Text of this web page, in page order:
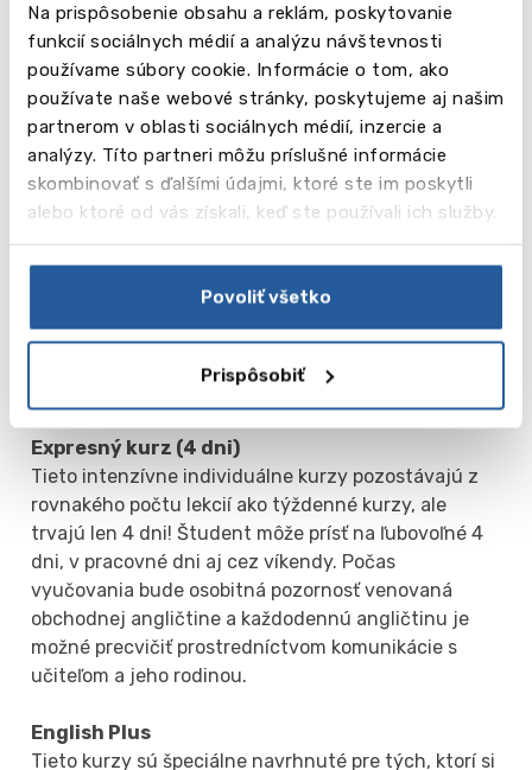
Na prispôsobenie obsahu a reklám, poskytovanie
funkcií sociálnych médií a analýzu návštevnosti
používame súbory cookie. Informácie o tom, ako
používate naše webové stránky, poskytujeme aj našim
partnerom v oblasti sociálnych médií, inzercie a
analýzy. Títo partneri môžu príslušné informácie
skombinovať s ďalšími údajmi, ktoré ste im poskytli
alebo ktoré od vás získali, keď ste používali ich služby.
Povoliť všetko
Prispôsobiť
kurzom sa vaša obchodná angličtina výrazne zlepší.
Okrem toho máte možnosť precvičiť si konverzačnú
angličtinu, ktorú budete potrebovať pri komunikácii
a obsluhe zákazníkov, pri pomoci svojim hosťom zo
zahraničia alebo pri služobných cestách. Naučíte sa
zručnosti a techniky používané pri telefonických
rozhovoroch, písaní správ, písaní obchodnej
korešpondencie (bežných a e-mailových listov) a
oblastiach vedomostí: strojárstvo, informačné
technológie, medicína, právo, financie, bankovníctvo
a účtovníctvo, marketing a predaj, riadenie
ľudských zdrojov a pod!
Expresný kurz (4 dni)
Tieto intenzívne individuálne kurzy pozostávajú z
rovnakého počtu lekcií ako týždenné kurzy, ale
trvajú len 4 dni! Študent môže prísť na ľubovoľné 4
dni, v pracovné dni aj cez víkendy. Počas
vyučovania bude osobitná pozornosť venovaná
obchodnej angličtine a každodennú angličtinu je
možné precvičiť prostredníctvom komunikácie s
učiteľom a jeho rodinou.
English Plus
Tieto kurzy sú špeciálne navrhnuté pre tých, ktorí si